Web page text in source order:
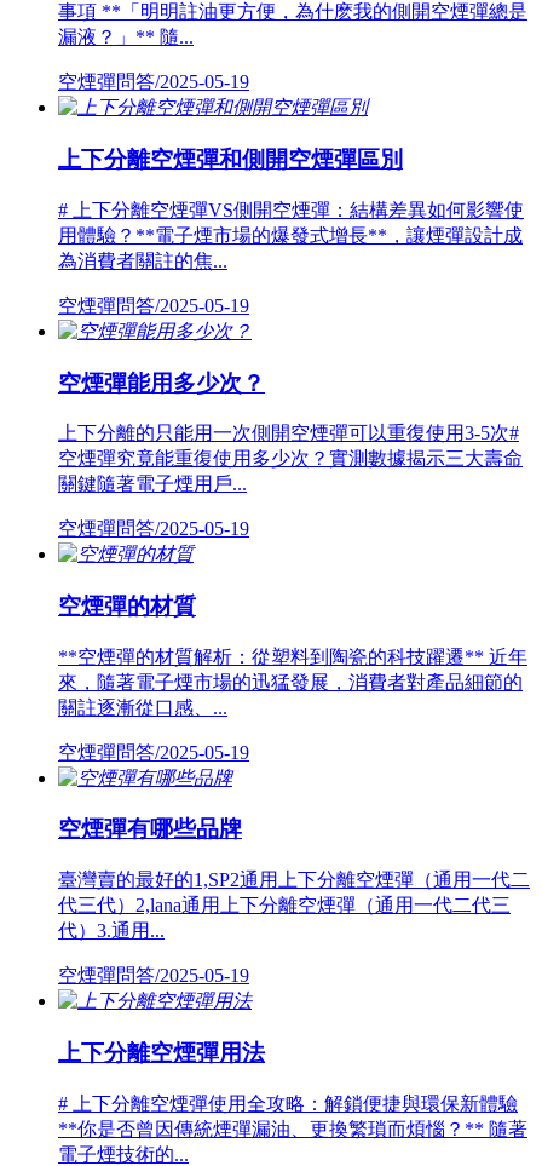
事項 **「明明註油更方便，為什麽我的側開空煙彈總是
漏液？」** 隨...
空煙彈問答/2025-05-19
上下分離空煙彈和側開空煙彈區別
# 上下分離空煙彈VS側開空煙彈：結構差異如何影響使
用體驗？**電子煙市場的爆發式增長**，讓煙彈設計成
為消費者關註的焦...
空煙彈問答/2025-05-19
空煙彈能用多少次？
上下分離的只能用一次側開空煙彈可以重復使用3-5次#
空煙彈究竟能重復使用多少次？實測數據揭示三大壽命
關鍵隨著電子煙用戶...
空煙彈問答/2025-05-19
空煙彈的材質
**空煙彈的材質解析：從塑料到陶瓷的科技躍遷** 近年
來，隨著電子煙市場的迅猛發展，消費者對產品細節的
關註逐漸從口感、...
空煙彈問答/2025-05-19
空煙彈有哪些品牌
臺灣賣的最好的1,SP2通用上下分離空煙彈（通用一代二
代三代）2,lana通用上下分離空煙彈（通用一代二代三
代）3.通用...
空煙彈問答/2025-05-19
上下分離空煙彈用法
# 上下分離空煙彈使用全攻略：解鎖便捷與環保新體驗
**你是否曾因傳統煙彈漏油、更換繁瑣而煩惱？** 隨著
電子煙技術的...